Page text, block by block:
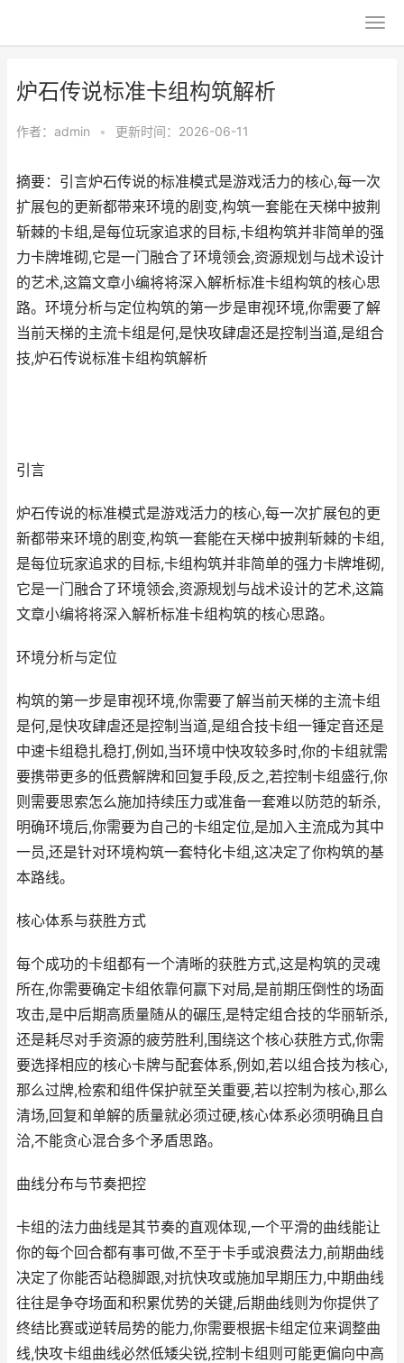
炉石传说标准卡组构筑解析
作者： admin • 更新时间：2026-06-11
摘要：引言炉石传说的标准模式是游戏活力的核心,每一次
扩展包的更新都带来环境的剧变,构筑一套能在天梯中披荆
斩棘的卡组,是每位玩家追求的目标,卡组构筑并非简单的强
力卡牌堆砌,它是一门融合了环境领会,资源规划与战术设计
的艺术,这篇文章小编将将深入解析标准卡组构筑的核心思
路。环境分析与定位构筑的第一步是审视环境,你需要了解
当前天梯的主流卡组是何,是快攻肆虐还是控制当道,是组合
技,炉石传说标准卡组构筑解析
引言
炉石传说的标准模式是游戏活力的核心,每一次扩展包的更
新都带来环境的剧变,构筑一套能在天梯中披荆斩棘的卡组,
是每位玩家追求的目标,卡组构筑并非简单的强力卡牌堆砌,
它是一门融合了环境领会,资源规划与战术设计的艺术,这篇
文章小编将将深入解析标准卡组构筑的核心思路。
环境分析与定位
构筑的第一步是审视环境,你需要了解当前天梯的主流卡组
是何,是快攻肆虐还是控制当道,是组合技卡组一锤定音还是
中速卡组稳扎稳打,例如,当环境中快攻较多时,你的卡组就需
要携带更多的低费解牌和回复手段,反之,若控制卡组盛行,你
则需要思索怎么施加持续压力或准备一套难以防范的斩杀,
明确环境后,你需要为自己的卡组定位,是加入主流成为其中
一员,还是针对环境构筑一套特化卡组,这决定了你构筑的基
本路线。
核心体系与获胜方式
每个成功的卡组都有一个清晰的获胜方式,这是构筑的灵魂
所在,你需要确定卡组依靠何赢下对局,是前期压倒性的场面
攻击,是中后期高质量随从的碾压,是特定组合技的华丽斩杀,
还是耗尽对手资源的疲劳胜利,围绕这个核心获胜方式,你需
要选择相应的核心卡牌与配套体系,例如,若以组合技为核心,
那么过牌,检索和组件保护就至关重要,若以控制为核心,那么
清场,回复和单解的质量就必须过硬,核心体系必须明确且自
洽,不能贪心混合多个矛盾思路。
曲线分布与节奏把控
卡组的法力曲线是其节奏的直观体现,一个平滑的曲线能让
你的每个回合都有事可做,不至于卡手或浪费法力,前期曲线
决定了你能否站稳脚跟,对抗快攻或施加早期压力,中期曲线
往往是争夺场面和积累优势的关键,后期曲线则为你提供了
终结比赛或逆转局势的能力,你需要根据卡组定位来调整曲
线,快攻卡组曲线必然低矮尖锐,控制卡组则可能更偏向中高